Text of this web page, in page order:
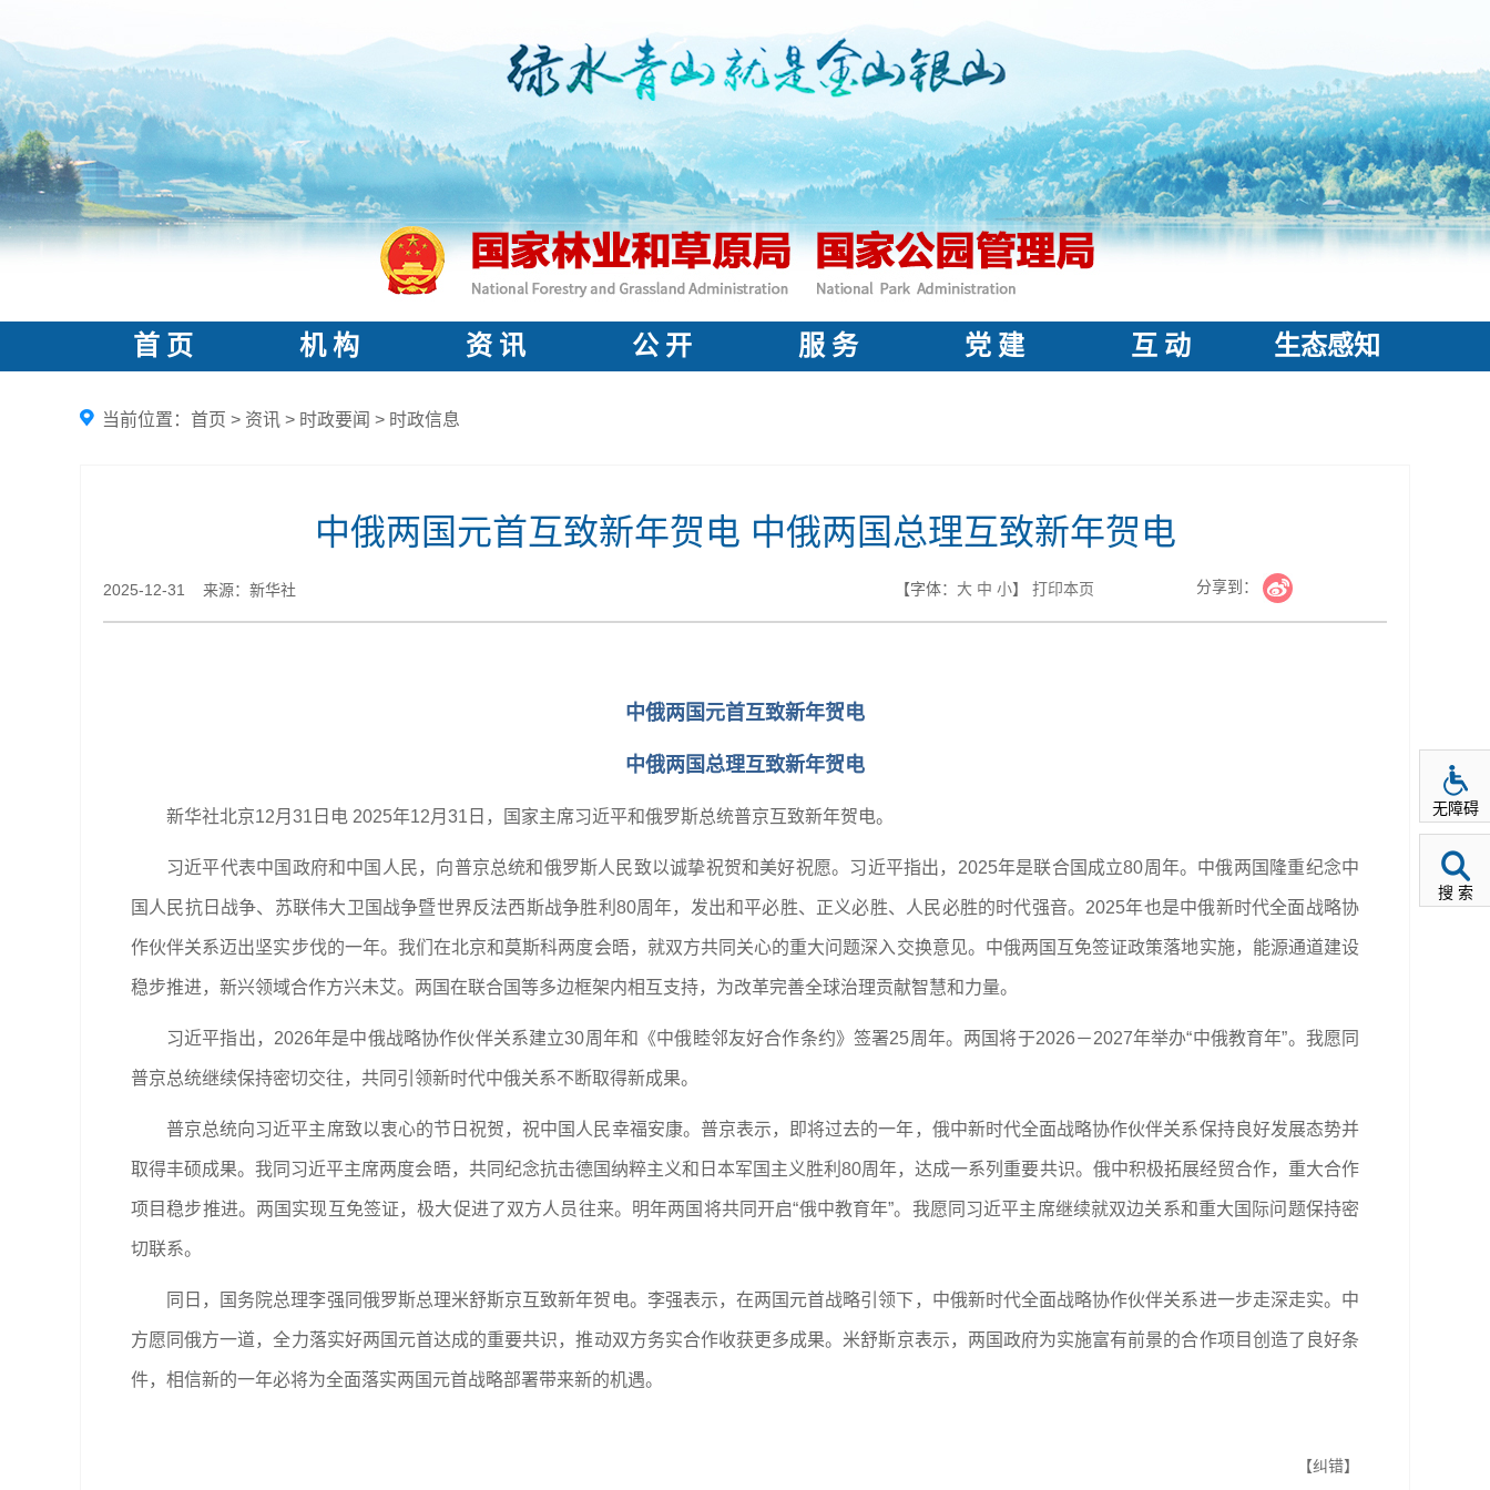
首 页 机 构 资 讯 公 开 服 务 党 建 互 动 生态感知
当前位置： 首页 > 资讯 > 时政要闻 > 时政信息
中俄两国元首互致新年贺电 中俄两国总理互致新年贺电
2025-12-31 来源：新华社 【字体： 大 中 小】 打印本页 分享到：
中俄两国元首互致新年贺电
中俄两国总理互致新年贺电
新华社北京12月31日电 2025年12月31日，国家主席习近平和俄罗斯总统普京互致新年贺电。
习近平代表中国政府和中国人民，向普京总统和俄罗斯人民致以诚挚祝贺和美好祝愿。习近平指出，2025年是联合国成立80周年。中俄两国隆重纪念中
国人民抗日战争、苏联伟大卫国战争暨世界反法西斯战争胜利80周年，发出和平必胜、正义必胜、人民必胜的时代强音。2025年也是中俄新时代全面战略协
作伙伴关系迈出坚实步伐的一年。我们在北京和莫斯科两度会晤，就双方共同关心的重大问题深入交换意见。中俄两国互免签证政策落地实施，能源通道建设
稳步推进，新兴领域合作方兴未艾。两国在联合国等多边框架内相互支持，为改革完善全球治理贡献智慧和力量。
习近平指出，2026年是中俄战略协作伙伴关系建立30周年和《中俄睦邻友好合作条约》签署25周年。两国将于2026－2027年举办“中俄教育年”。我愿同
普京总统继续保持密切交往，共同引领新时代中俄关系不断取得新成果。
普京总统向习近平主席致以衷心的节日祝贺，祝中国人民幸福安康。普京表示，即将过去的一年，俄中新时代全面战略协作伙伴关系保持良好发展态势并
取得丰硕成果。我同习近平主席两度会晤，共同纪念抗击德国纳粹主义和日本军国主义胜利80周年，达成一系列重要共识。俄中积极拓展经贸合作，重大合作
项目稳步推进。两国实现互免签证，极大促进了双方人员往来。明年两国将共同开启“俄中教育年”。我愿同习近平主席继续就双边关系和重大国际问题保持密
切联系。
同日，国务院总理李强同俄罗斯总理米舒斯京互致新年贺电。李强表示，在两国元首战略引领下，中俄新时代全面战略协作伙伴关系进一步走深走实。中
方愿同俄方一道，全力落实好两国元首达成的重要共识，推动双方务实合作收获更多成果。米舒斯京表示，两国政府为实施富有前景的合作项目创造了良好条
件，相信新的一年必将为全面落实两国元首战略部署带来新的机遇。
【纠错】
无障碍
搜 索